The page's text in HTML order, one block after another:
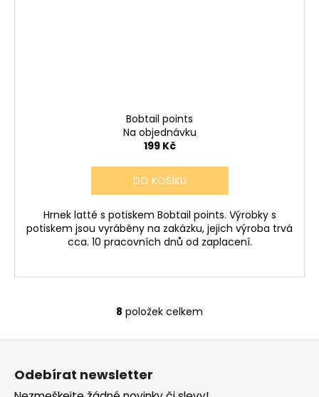
Bobtail points
Na objednávku
199 Kč
DO KOŠÍKU
Hrnek latté s potiskem Bobtail points. Výrobky s
potiskem jsou vyráběny na zakázku, jejich výroba trvá
cca. 10 pracovních dnů od zaplacení.
O
v
8 položek celkem
Odebírat newsletter